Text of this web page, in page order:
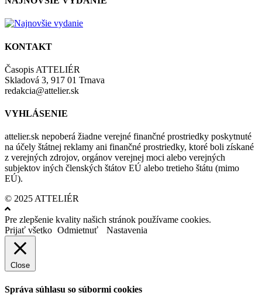
KONTAKT
Časopis ATTELIÉR
Skladová 3, 917 01 Trnava
redakcia@attelier.sk
VYHLÁSENIE
attelier.sk nepoberá žiadne verejné finančné prostriedky poskytnuté
na účely štátnej reklamy ani finančné prostriedky, ktoré boli získané
z verejných zdrojov, orgánov verejnej moci alebo verejných
subjektov iných členských štátov EÚ alebo tretieho štátu (mimo
EÚ).
© 2025 ATTELIÉR
Pre zlepšenie kvality našich stránok používame cookies.
Prijať všetko Odmietnuť Nastavenia
Close
Správa súhlasu so súbormi cookies